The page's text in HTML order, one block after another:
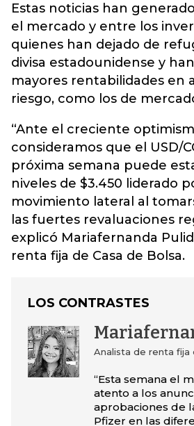
Estas noticias han
el mercado y entre los
quienes han dejado de
divisa estadounidense y
mayores rentabilidades en
riesgo, como los de
“Ante el creciente
consideramos que el USD/
próxima semana puede
niveles de $3.450 liderado
movimiento lateral al
las fuertes revaluaciones
explicó Mariafernanda
renta fija de Casa de Bolsa.
LOS CONTRASTES
Analista de renta fija
“Esta semana el
atento a los
aprobaciones de
Pfizer en las